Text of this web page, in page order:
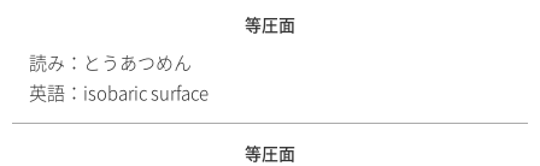
等圧面
読み： とうあつめん
英語： isobaric surface
等圧面